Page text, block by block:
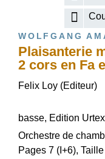
WOLFGANG
Plaisanterie
2 cors en Fa
Felix Loy (Editeur)
basse, Edition
Orchestre de
Pages 7 (I+6),